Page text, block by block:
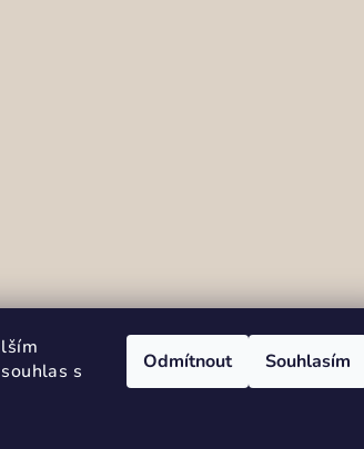
s
Odmítnout Souhlasím
Sledovat na Instagramu